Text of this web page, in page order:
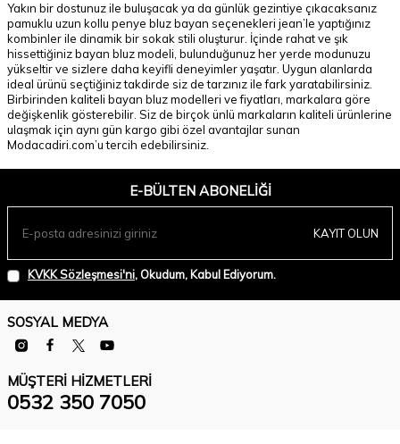
Yakın bir dostunuz ile buluşacak ya da günlük gezintiye çıkacaksanız
pamuklu uzun kollu penye bluz bayan seçenekleri jean’le yaptığınız
kombinler ile dinamik bir sokak stili oluşturur. İçinde rahat ve şık
hissettiğiniz bayan bluz modeli, bulunduğunuz her yerde modunuzu
yükseltir ve sizlere daha keyifli deneyimler yaşatır. Uygun alanlarda
ideal ürünü seçtiğiniz takdirde siz de tarzınız ile fark yaratabilirsiniz.
Birbirinden kaliteli bayan bluz modelleri ve fiyatları, markalara göre
değişkenlik gösterebilir. Siz de birçok ünlü markaların kaliteli ürünlerine
ulaşmak için aynı gün kargo gibi özel avantajlar sunan
Modacadiri.com’u tercih edebilirsiniz.
E-BÜLTEN ABONELIĞI
KAYIT OLUN
KVKK Sözleşmesi'ni, Okudum, Kabul Ediyorum.
SOSYAL MEDYA
MÜŞTERI HIZMETLERI
0532 350 7050